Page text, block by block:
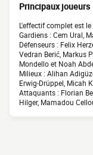
Principaux joueurs
L'effectif complet est
Gardiens : Cem Ural,
Défenseurs : Felix
Vedran Berić, Markus
Mondello et Noah
Milieux : Alihan
Erwig-Drüppel, Micah
Attaquants : Florian
Hilger, Mamadou